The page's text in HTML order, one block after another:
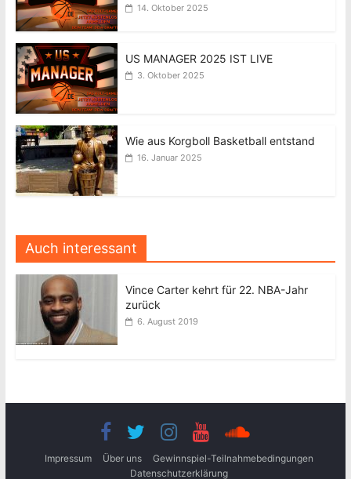
14. Oktober 2025
US MANAGER 2025 IST LIVE
3. Oktober 2025
Wie aus Korgboll Basketball entstand
16. Januar 2025
Auch interessant
Vince Carter kehrt für 22. NBA-Jahr
zurück
6. August 2019
Impressum Über uns
Gewinnspiel-Teilnahmebedingungen
Datenschutzerklärung